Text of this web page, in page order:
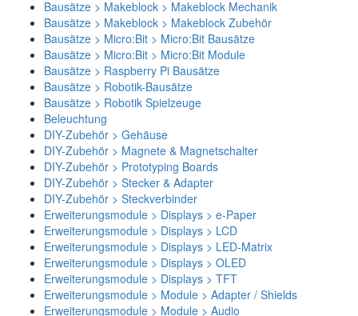
Bausätze > Makeblock > Makeblock Mechanik
Bausätze > Makeblock > Makeblock Zubehör
Bausätze > Micro:Bit > Micro:Bit Bausätze
Bausätze > Micro:Bit > Micro:Bit Module
Bausätze > Raspberry Pi Bausätze
Bausätze > Robotik-Bausätze
Bausätze > Robotik Spielzeuge
Beleuchtung
DIY-Zubehör > Gehäuse
DIY-Zubehör > Magnete & Magnetschalter
DIY-Zubehör > Prototyping Boards
DIY-Zubehör > Stecker & Adapter
DIY-Zubehör > Steckverbinder
Erweiterungsmodule > Displays > e-Paper
Erweiterungsmodule > Displays > LCD
Erweiterungsmodule > Displays > LED-Matrix
Erweiterungsmodule > Displays > OLED
Erweiterungsmodule > Displays > TFT
Erweiterungsmodule > Module > Adapter / Shields
Erweiterungsmodule > Module > Audio